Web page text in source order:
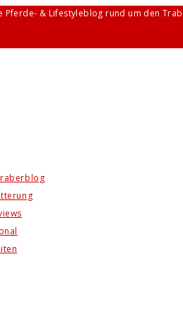
Pferde- & Lifestyleblog rund um den